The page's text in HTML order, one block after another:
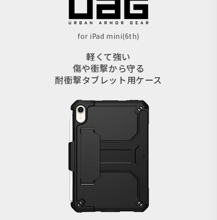
for iPad mini(6th)
軽くて強い
傷や衝撃から守る
耐衝撃タブレット用ケース